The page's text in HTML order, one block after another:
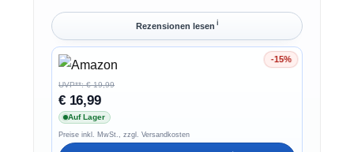
Rezensionen lesen ℹ︎
-15%
Ersparnis 15%
UVP**: € 19,99
€ 16,99
Auf Lager
Preise inkl. MwSt., zzgl. Versandkosten